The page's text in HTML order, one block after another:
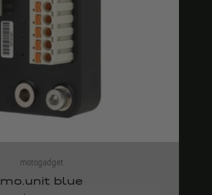
motogadget
mo.unit blue